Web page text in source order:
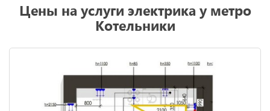
Цены на услуги электрика у метро
Котельники